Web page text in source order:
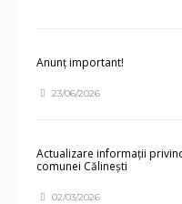
Anunț important!
23/06/2026
Actualizare informații
comunei Călinești
02/03/2026